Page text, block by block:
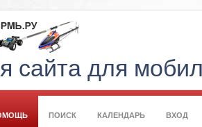
сайта для
ПОИСК КАЛЕНДАРЬ ВХОД